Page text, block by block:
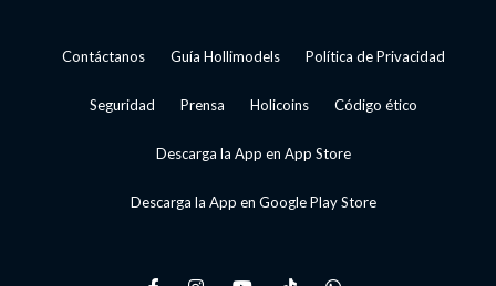
Contáctanos Guía Hollimodels Política de Privacidad
Seguridad Prensa Holicoins Código ético
Descarga la App en App Store
Descarga la App en Google Play Store